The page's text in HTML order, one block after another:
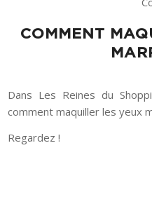
COMMENT
Dans Les Reines du
comment maquiller les yeux
Regardez !